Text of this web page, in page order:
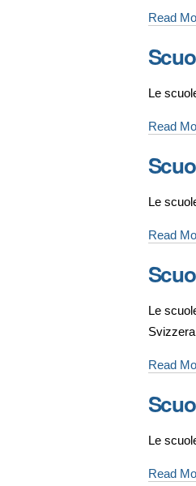
iniziano
E
F
-
Scuole
-
che
iniziano
G,
e
K
Read
Le
Scuole
-
che
iniziano
L
M
-
Read
Le
Scuole
-
che
iniziano
per
e
-
Read
Le
Scuole
-
che
iniziano
Read
Le
Scuole
Read